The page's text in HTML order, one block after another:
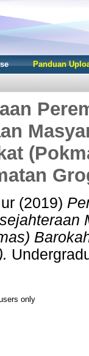
Panduan
(2019)
only